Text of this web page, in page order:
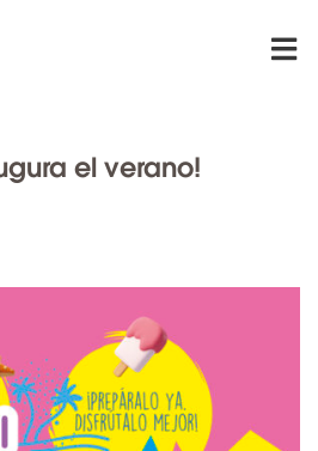
el verano!